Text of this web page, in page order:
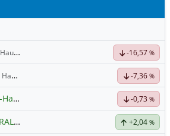
Hauptdiskussion -16,57 %
Hauptdiskussion -7,36 %
SpaceX-Haupt-Hauptforum -0,73 %
APOLLO MINERALS +2,04 %